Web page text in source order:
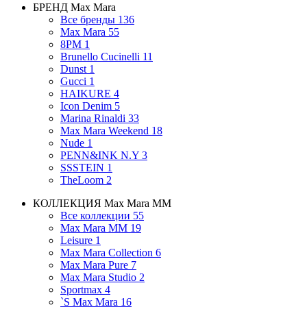
БРЕНД Max Mara
Все бренды 136
Max Mara 55
8PM 1
Brunello Cucinelli 11
Dunst 1
Gucci 1
HAIKURE 4
Icon Denim 5
Marina Rinaldi 33
Max Mara Weekend 18
Nude 1
PENN&INK N.Y 3
SSSTEIN 1
TheLoom 2
КОЛЛЕКЦИЯ Max Mara MM
Все коллекции 55
Max Mara MM 19
Leisure 1
Max Mara Collection 6
Max Mara Pure 7
Max Mara Studio 2
Sportmax 4
`S Max Mara 16